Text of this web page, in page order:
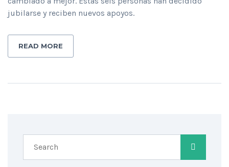
jubilarse y reciben nuevos apoyos.
READ MORE